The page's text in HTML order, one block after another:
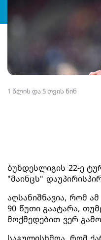
1 წლის და 5 თვის წინ
ბუნდესლიგის 22-ე
"მაინცს"
აღსანიშნავია, რომ
90 წუთი გაატარა,
მოქმედებით ვერ
საგულისხმოა, რომ